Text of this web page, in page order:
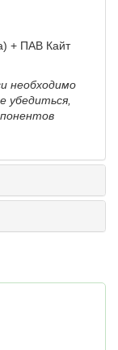
+ ПАВ Кайт
необходимо
убедиться,